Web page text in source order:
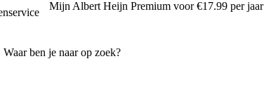
Mijn Albert Heijn Premium voor €17.99 per jaar